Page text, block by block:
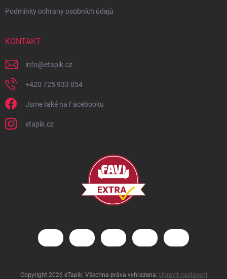
Podmínky ochrany osobních údajů
KONTAKT
info@etapik.cz
+420 725 933 054
Jsme také na Facebooku
etapik.cz
Copyright 2026 eTapik. Všechna práva vyhrazena. Upravit nastavení